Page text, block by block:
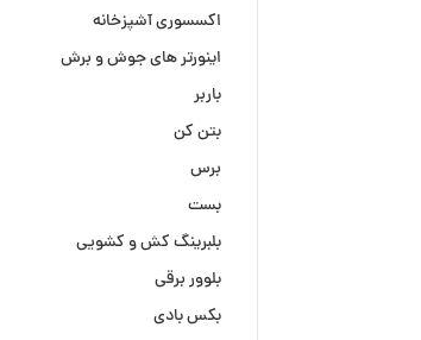
اکسسوری آشپزخانه
اینورتر های جوش و برش
باربر
بتن کن
برس
بست
بلبرینگ کش و کشویی
بلوور برقی
بکس بادی